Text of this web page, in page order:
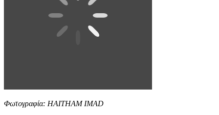
Φωτογραφία: HAITHAM IMAD